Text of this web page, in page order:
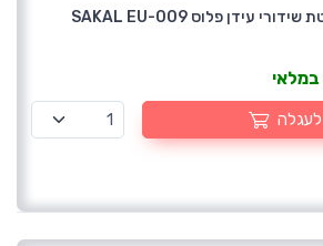
אנטנה חיצונית לקליטת שידורי עידן פלוס SAKAL EU-009
במלאי